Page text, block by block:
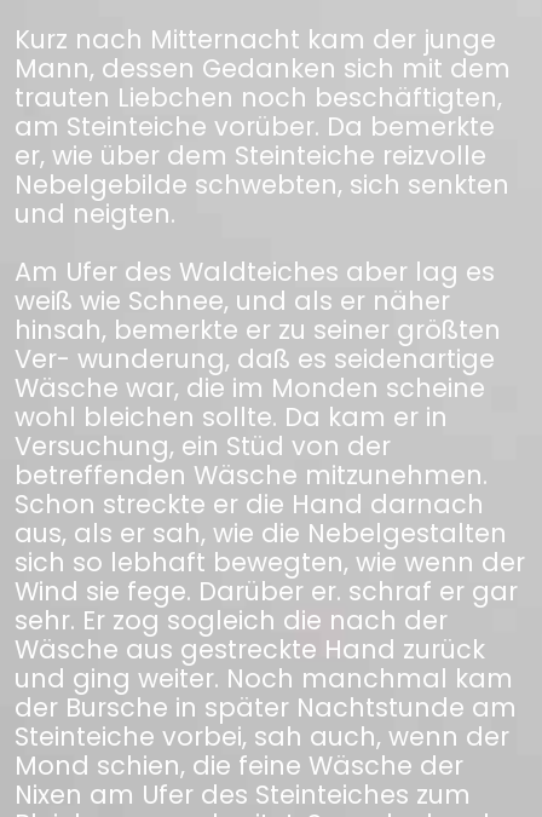
Kurz nach Mitternacht kam der junge
Mann, dessen Gedanken sich mit dem
trauten Liebchen noch beschäftigten,
am Steinteiche vorüber. Da bemerkte
er, wie über dem Steinteiche reizvolle
Nebelgebilde schwebten, sich senkten
und neigten.
Am Ufer des Waldteiches aber lag es
weiß wie Schnee, und als er näher
hinsah, bemerkte er zu seiner größten
Ver- wunderung, daß es seidenartige
Wäsche war, die im Monden scheine
wohl bleichen sollte. Da kam er in
Versuchung, ein Stüd von der
betreffenden Wäsche mitzunehmen.
Schon streckte er die Hand darnach
aus, als er sah, wie die Nebelgestalten
sich so lebhaft bewegten, wie wenn der
Wind sie fege. Darüber er. schraf er gar
sehr. Er zog sogleich die nach der
Wäsche aus gestreckte Hand zurück
und ging weiter. Noch manchmal kam
der Bursche in später Nachtstunde am
Steinteiche vorbei, sah auch, wenn der
Mond schien, die feine Wäsche der
Nixen am Ufer des Steinteiches zum